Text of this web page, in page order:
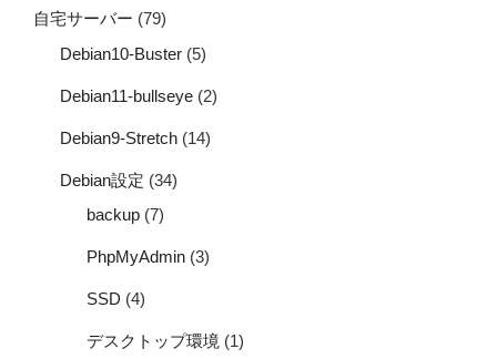
自宅サーバー (79)
Debian10-Buster (5)
Debian11-bullseye (2)
Debian9-Stretch (14)
Debian設定 (34)
backup (7)
PhpMyAdmin (3)
SSD (4)
デスクトップ環境 (1)